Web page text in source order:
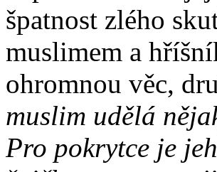
špatnost zlého
muslimem a
ohromnou věc,
muslim udělá
Pro pokrytce je